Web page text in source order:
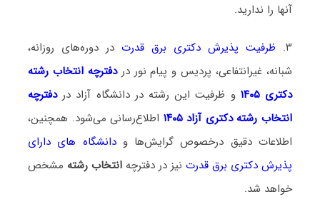
آنها را ندارید.
۳. ظرفیت پذیرش دکتری برق قدرت در دوره‌های روزانه،
شبانه، غیرانتفاعی، پردیس و پیام نور دردفترچه انتخاب رشته
دکتری ۱۴۰۵
و ظرفیت این رشته در دانشگاه آزاد دردفترچه
انتخاب رشته دکتری آزاد ۱۴۰۵
اطلاع‌رسانی می‌شود. همچنین،
اطلاعات دقیق درخصوص گرایش‌ها ودانشگاه‌ های دارای
پذیرش دکتری برق قدرتنیز در دفترچه انتخاب رشته مشخص
خواهد شد.